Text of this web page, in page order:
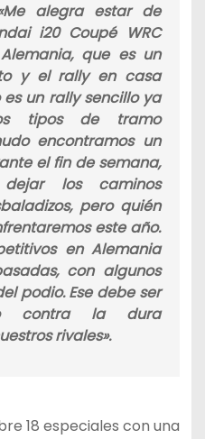
alegra estar de
i20 Coupé WRC
que es un
y el rally en casa
un rally sencillo ya
tipos de tramo
encontramos un
el fin de semana,
los caminos
pero quién
este año.
en Alemania
con algunos
podio. Ese debe ser
contra la dura
rivales».
18 especiales con una